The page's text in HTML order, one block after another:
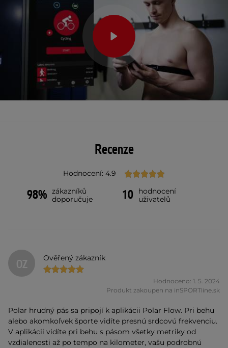
Recenze
Hodnocení: 4.9
98% zákazníků
doporučuje
10
hodnocení
uživatelů
OZ Ověřený zákazník
Hodnoceno: 1. 5. 2024
Produkt zakoupen na inSPORTline.sk
Polar hrudný pás sa pripojí k aplikácii Polar Flow. Pri behu
alebo akomkoľvek športe vidíte presnú srdcovú frekvenciu.
V aplikácii vidíte pri behu s pásom všetky metriky od
vzdialenosti až po tempo na kilometer, vašu podrobnú